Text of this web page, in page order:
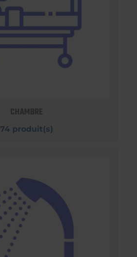
CHAMBRE
74 produit(s)